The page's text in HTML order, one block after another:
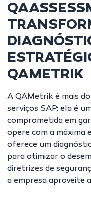
QAMETRIK
A QAMetrik é mais
serviços SAP; ela é
comprometida em
opere com a máxima
oferece um
para otimizar o
diretrizes de
a empresa aproveite